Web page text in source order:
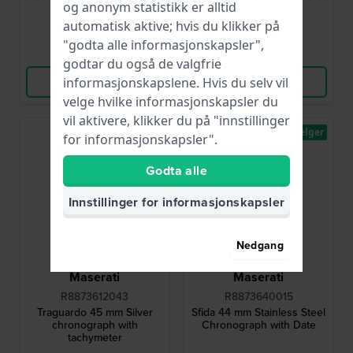
● På lager
Sammenlign
Vis produkt
● På lager
Sammenlign
Vis produkt
Maserati
R8873612043
Traguardo 45 mm Silver
chronograph with
tachymeter
Maserati
R8873640015
Sfida 44 mm Stainless Steel
Chronograph with Date
Bestselger
og anonym statistikk er alltid
automatisk aktive; hvis du klikker på
"godta alle informasjonskapsler",
godtar du også de valgfrie
informasjonskapslene. Hvis du selv vil
velge hvilke informasjonskapsler du
vil aktivere, klikker du på "innstillinger
for informasjonskapsler".
Godta alle
Innstillinger for informasjonskapsler
Nedgang